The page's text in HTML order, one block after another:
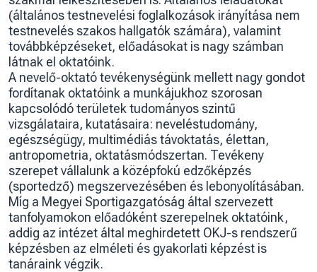
(általános testnevelési foglalkozások irányítása nem
testnevelés szakos hallgatók számára), valamint
továbbképzéseket, előadásokat is nagy számban
látnak el oktatóink.
A nevelő-oktató tevékenységünk mellett nagy gondot
fordítanak oktatóink a munkájukhoz szorosan
kapcsolódó területek tudományos szintű
vizsgálataira, kutatásaira: neveléstudomány,
egészségügy, multimédiás távoktatás, élettan,
antropometria, oktatásmódszertan. Tevékeny
szerepet vállalunk a középfokú edzőképzés
(sportedző) megszervezésében és lebonyolításában.
Míg a Megyei Sportigazgatóság által szervezett
tanfolyamokon előadóként szerepelnek oktatóink,
addig az intézet által meghirdetett OKJ-s rendszerű
képzésben az elméleti és gyakorlati képzést is
tanáraink végzik.